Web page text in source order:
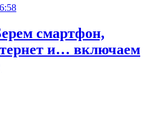
смартфон,
и… включаем